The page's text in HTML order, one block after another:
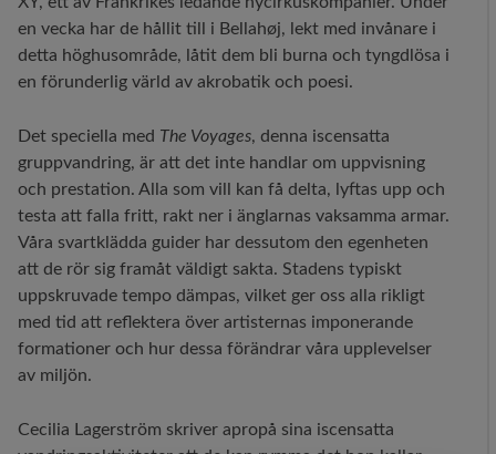
en vecka har de hållit till i Bellahøj, lekt med invånare i
detta höghusområde, låtit dem bli burna och tyngdlösa i
en förunderlig värld av akrobatik och poesi.
Det speciella med The Voyages, denna iscensatta
gruppvandring, är att det inte handlar om uppvisning
och prestation. Alla som vill kan få delta, lyftas upp och
testa att falla fritt, rakt ner i änglarnas vaksamma armar.
Våra svartklädda guider har dessutom den egenheten
att de rör sig framåt väldigt sakta. Stadens typiskt
uppskruvade tempo dämpas, vilket ger oss alla rikligt
med tid att reflektera över artisternas imponerande
formationer och hur dessa förändrar våra upplevelser
av miljön.
Cecilia Lagerström skriver apropå sina iscensatta